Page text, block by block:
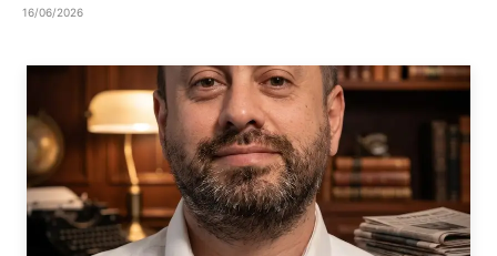
16/06/2026